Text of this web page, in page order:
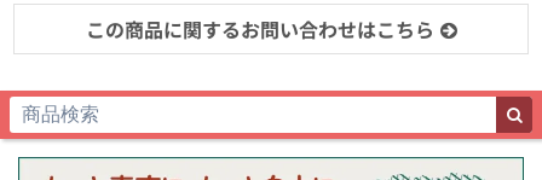
この商品に関するお問い合わせはこちら